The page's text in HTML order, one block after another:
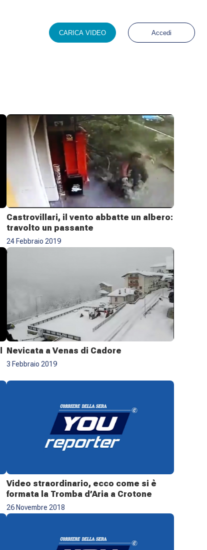
CARICA VIDEO Accedi
Castrovillari, il vento abbatte un albero:
travolto un passante
24 Febbraio 2019
Nevicata a Venas di Cadore
3 Febbraio 2019
Video straordinario, ecco come si è
formata la Tromba d’Aria a Crotone
26 Novembre 2018